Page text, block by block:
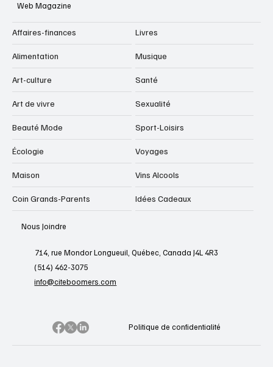
Web Magazine
Affaires-finances
Alimentation
Art-culture
Art de vivre
Beauté Mode
Écologie
Maison
Coin Grands-Parents
Livres
Musique
Santé
Sexualité
Sport-Loisirs
Voyages
Vins Alcools
Idées Cadeaux
Nous Joindre
714, rue Mondor Longueuil, Québec, Canada J4L 4R3
(514) 462-3075
info@citeboomers.com
Politique de confidentialité